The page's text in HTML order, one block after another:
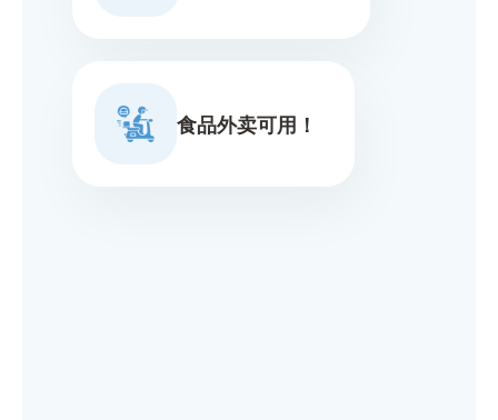
食品外卖可用！